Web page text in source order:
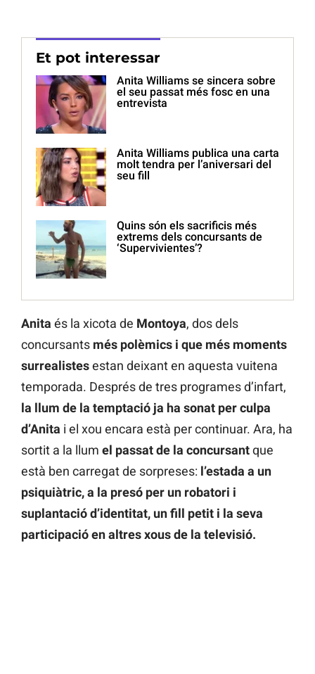
Et pot interessar
Anita Williams se sincera sobre
el seu passat més fosc en una
entrevista
Anita Williams publica una carta
molt tendra per l’aniversari del
seu fill
Quins són els sacrificis més
extrems dels concursants de
‘Supervivientes’?
Anita és la xicota de Montoya, dos dels
concursants més polèmics i que més moments
surrealistesestan deixant en aquesta vuitena
temporada. Després de tres programes d’infart,
la llum de la temptació ja ha sonat per culpa
d’Anita i el xou encara està per continuar. Ara, ha
sortit a la llum el passat de la concursantque
està ben carregat de sorpreses: l’estada a un
psiquiàtric, a la presó per un robatori i
suplantació d’identitat, un fill petit i la seva
participació en altres xous de la televisió.